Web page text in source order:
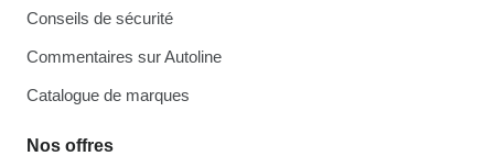
Conseils de sécurité
Commentaires sur Autoline
Catalogue de marques
Nos offres